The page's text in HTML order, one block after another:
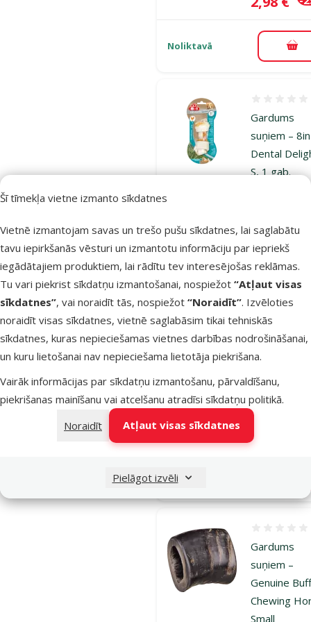
Šī tīmekļa vietne izmanto sīkdatnes
Vietnē izmantojam savas un trešo pušu sīkdatnes, lai saglabātu
tavu iepirkšanās vēsturi un izmantotu informāciju par iepriekš
iegādātajiem produktiem, lai rādītu tev interesējošas reklāmas.
Tu vari piekrist sīkdatņu izmantošanai, nospiežot “Atļaut visas
sīkdatnes”, vai noraidīt tās, nospiežot “Noraidīt”. Izvēloties
noraidīt visas sīkdatnes, vietnē saglabāsim tikai tehniskās
sīkdatnes, kuras nepieciešamas vietnes darbības nodrošināšanai,
un kuru lietošanai nav nepieciešama lietotāja piekrišana.
Vairāk informācijas par sīkdatņu izmantošanu, pārvaldīšanu,
piekrišanas mainīšanu vai atcelšanu atradīsi sīkdatņu politikā.
Noraidīt
Atļaut visas sīkdatnes
Pielāgot izvēli
Noliktavā
Gardums
suņiem –
Dental
S, 1 gab.
Noliktavā
Gardums
suņiem –
TRIXIE
Veal Bone,
cm, 1800 g
Atsauksmes
Oriģinālā
10,99 €
Noliktavā
Gardums
suņiem –
Genuine
Chewing
Small